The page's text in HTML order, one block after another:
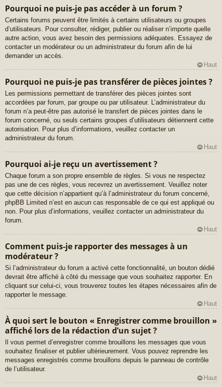
Pourquoi ne puis-je pas accéder à un forum ?
Certains forums peuvent être limités à certains utilisateurs ou groupes
d’utilisateurs. Pour consulter, rédiger, publier ou réaliser n’importe quelle
autre action, vous avez besoin des permissions adéquates. Essayez de
contacter un modérateur ou un administrateur du forum afin de lui
demander un accès.
Haut
Pourquoi ne puis-je pas transférer de pièces jointes ?
Les permissions permettant de transférer des pièces jointes sont
accordées par forum, par groupe ou par utilisateur. L’administrateur du
forum n’a peut-être pas autorisé le transfert de pièces jointes dans le
forum concerné, ou seuls certains groupes d’utilisateurs détiennent cette
autorisation. Pour plus d’informations, veuillez contacter un
administrateur du forum.
Haut
Pourquoi ai-je reçu un avertissement ?
Chaque forum a son propre ensemble de règles. Si vous ne respectez
pas une de ces règles, vous recevrez un avertissement. Veuillez noter
que cette décision n’appartient qu’à l’administrateur du forum concerné,
phpBB Limited n’est en aucun cas responsable de ce qui est appliqué ou
non. Pour plus d’informations, veuillez contacter un administrateur du
forum.
Haut
Comment puis-je rapporter des messages à un
modérateur ?
Si l’administrateur du forum a activé cette fonctionnalité, un bouton dédié
devrait être affiché à côté du message que vous souhaitez rapporter. En
cliquant sur celui-ci, vous trouverez toutes les étapes nécessaires afin de
rapporter le message.
Haut
À quoi sert le bouton « Enregistrer comme brouillon »
affiché lors de la rédaction d’un sujet ?
Il vous permet d’enregistrer comme brouillons les messages que vous
souhaitez finaliser et publier ultérieurement. Vous pouvez reprendre les
messages enregistrés comme brouillons depuis le panneau de contrôle
de l’utilisateur.
Haut